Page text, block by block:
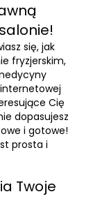
się, jak
fryzjerskim,
Cię
dopasujesz
i gotowe!
prosta i
Twoje